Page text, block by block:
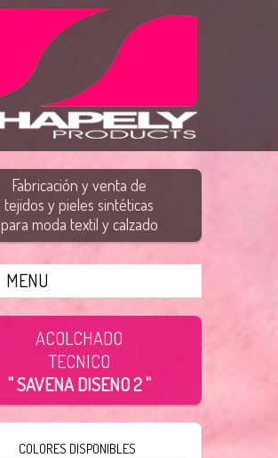
Fabricación y venta de
tejidos y pieles sintéticas
para moda textil y calzado
MENU
ACOLCHADO
TECNICO
" SAVENA DISENO 2 "
COLORES DISPONIBLES